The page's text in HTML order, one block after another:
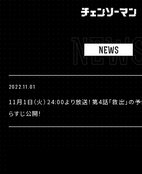
チ
ェ
ン
ソ
ー
マ
ン
2022.11.01
11月1日（火）24:00より放送！第4話「救出」の
らすじ公開！